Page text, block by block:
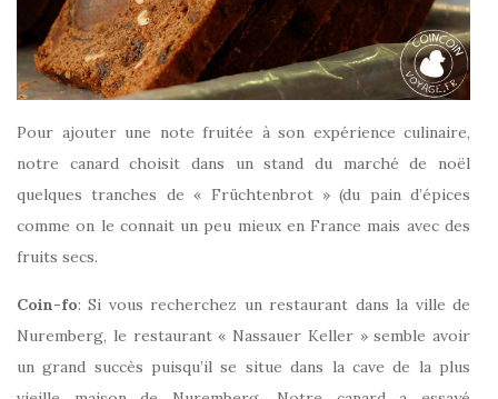
Pour ajouter une note fruitée à son expérience culinaire,
notre canard choisit dans un stand du marché de noël
quelques tranches de « Früchtenbrot » (du pain d’épices
comme on le connait un peu mieux en France mais avec des
fruits secs.
Coin-fo: Si vous recherchez un restaurant dans la ville de
Nuremberg, le restaurant « Nassauer Keller » semble avoir
un grand succès puisqu’il se situe dans la cave de la plus